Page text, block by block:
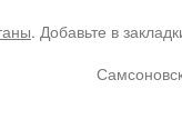
. Добавьте в